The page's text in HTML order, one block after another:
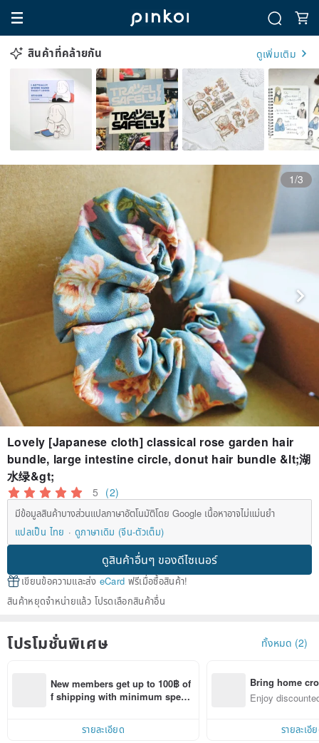
สินค้าที่คล้ายกัน ดูเพิ่มเติม
1/3
Lovely [Japanese cloth] classical rose garden hair
bundle, large intestine circle, donut hair bundle &lt;湖
水绿&gt;
5 (2)
มีข้อมูลสินค้าบางส่วนแปลภาษาอัตโนมัติโดย Google เนื้อหาอาจไม่แม่นยำ
แปลเป็น ไทย
ดูภาษาเดิม (จีน-ตัวเต็ม)
ดูสินค้าอื่นๆ ของดีไซเนอร์
เขียนข้อความและส่ง eCard ฟรีเมื่อซื้อสินค้า!
สินค้าหยุดจำหน่ายแล้ว โปรดเลือกสินค้าอื่น
โปรโมชั่นพิเศษ ทั้งหมด (2)
New members get up to 100฿ of
f shipping with minimum spen
within 7 days!
รายละเอียด
Bring home
n with ease
Enjoy
รายละเอี